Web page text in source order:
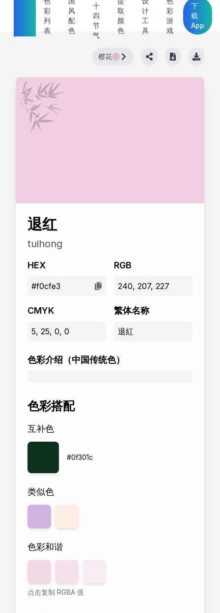
彩
列
表
风
配
色
十
四
节
气
取
颜
色
计
工
具
彩
游
戏
下
载
App
樱花
退红
tuihong
HEX
#f0cfe3
RGB
240, 207, 227
CMYK
5, 25, 0, 0
繁体名称
退紅
色彩介绍 （中国传统色）
色彩搭配
互补色
#0f301c
类似色
色彩和谐
透明度
点击复制 RGBA 值